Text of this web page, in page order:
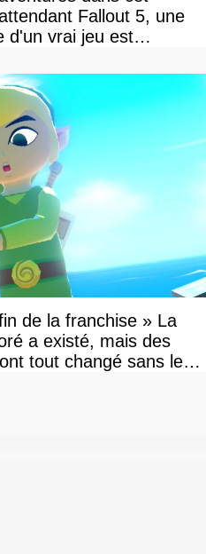
Fallout 5, une
d'un vrai jeu est
de la franchise » La
a existé, mais des
tout changé sans le